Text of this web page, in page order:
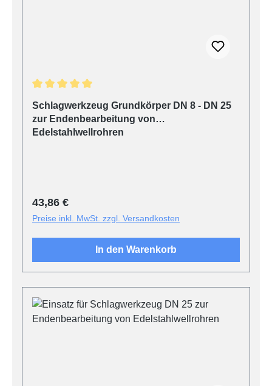
Schlagwerkzeug Grundkörper DN 8 - DN 25
zur Endenbearbeitung von
Edelstahlwellrohren
Regulärer Preis:
43,86 €
Preise inkl. MwSt. zzgl. Versandkosten
In den Warenkorb